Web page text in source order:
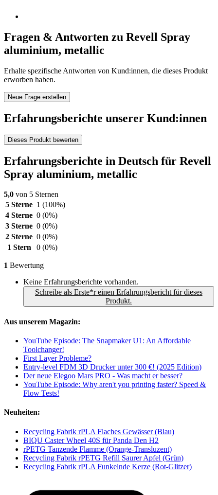
Fragen & Antworten zu Revell Spray
aluminium, metallic
Erhalte spezifische Antworten von Kund:innen, die dieses Produkt
erworben haben.
Neue Frage erstellen
Erfahrungsberichte unserer Kund:innen
Dieses Produkt bewerten
Erfahrungsberichte in Deutsch für Revell
Spray aluminium, metallic
5,0 von 5 Sternen
5 Sterne 1 (100%)
4 Sterne 0 (0%)
3 Sterne 0 (0%)
2 Sterne 0 (0%)
1 Stern
0 (0%)
1 Bewertung
Keine Erfahrungsberichte vorhanden.
Schreibe als Erste*r einen Erfahrungsbericht für dieses
Produkt.
Aus unserem Magazin:
YouTube Episode: The Snapmaker U1: An Affordable
Toolchanger!
First Layer Probleme?
Entry-level FDM 3D Drucker unter 300 €! (2025 Edition)
Der neue Elegoo Mars PRO - Was macht er besser?
YouTube Episode: Why aren't you printing faster? Speed &
Flow Tests!
Neuheiten:
Recycling Fabrik rPLA Flaches Gewässer (Blau)
BIQU Caster Wheel 40S für Panda Den H2
rPETG Tanzende Flamme (Orange-Transluzent)
Recycling Fabrik rPETG Refill Saurer Apfel (Grün)
Recycling Fabrik rPLA Funkelnde Kerze (Rot-Glitzer)